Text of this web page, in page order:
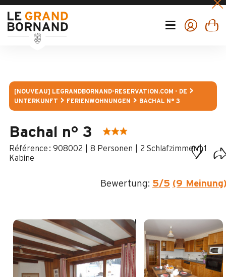
[NOUVEAU] LEGRANDBORNAND-RESERVATION.COM - DE
UNTERKUNFT
FERIENWOHNUNGEN BACHAL N° 3
Bachal n° 3
: 908002 8 Personen 2 Schlafzimmer
1
Kabine
Bewertung: 5/5 (9